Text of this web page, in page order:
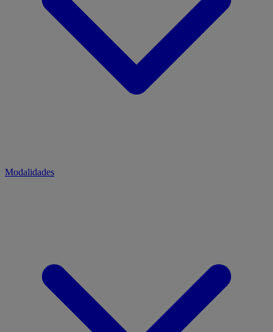
Modalidades